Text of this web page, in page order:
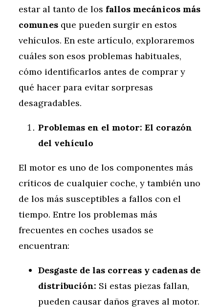
estar al tanto de los fallos mecánicos más
comunes que pueden surgir en estos
vehículos. En este artículo, exploraremos
cuáles son esos problemas habituales,
cómo identificarlos antes de comprar y
qué hacer para evitar sorpresas
desagradables.
Problemas en el motor: El corazón
del vehículo
El motor es uno de los componentes más
críticos de cualquier coche, y también uno
de los más susceptibles a fallos con el
tiempo. Entre los problemas más
frecuentes en coches usados se
encuentran:
Desgaste de las correas y cadenas de
distribución: Si estas piezas fallan,
pueden causar daños graves al motor.